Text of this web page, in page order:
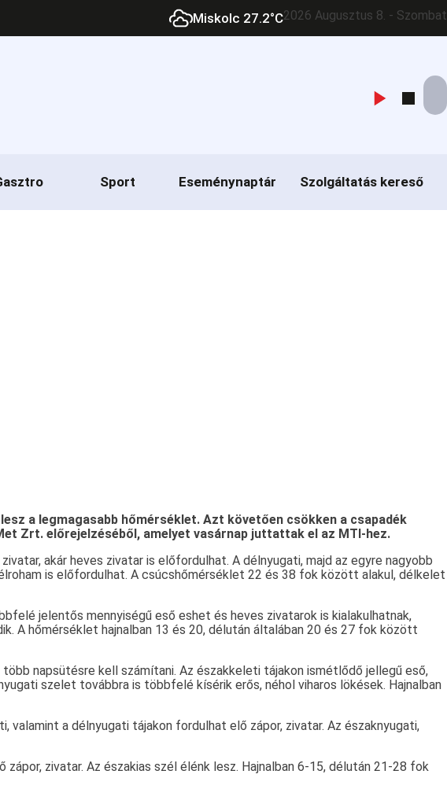
Miskolc 27.2°C2026 Augusztus 8. - Szombat
Sport Eseménynaptár Szolgáltatás kereső
a legmagasabb hőmérséklet. Azt követően csökken a csapadék
Zrt. előrejelzéséből, amelyet vasárnap juttattak el az MTI-hez.
akár heves zivatar is előfordulhat. A délnyugati, majd az egyre nagyobb
is előfordulhat. A csúcshőmérséklet 22 és 38 fok között alakul, délkelet
jelentős mennyiségű eső eshet és heves zivatarok is kialakulhatnak,
A hőmérséklet hajnalban 13 és 20, délután általában 20 és 27 fok között
napsütésre kell számítani. Az északkeleti tájakon ismétlődő jellegű eső,
szelet továbbra is többfelé kísérik erős, néhol viharos lökések. Hajnalban
a délnyugati tájakon fordulhat elő zápor, zivatar. Az északnyugati,
zivatar. Az északias szél élénk lesz. Hajnalban 6-15, délután 21-28 fok